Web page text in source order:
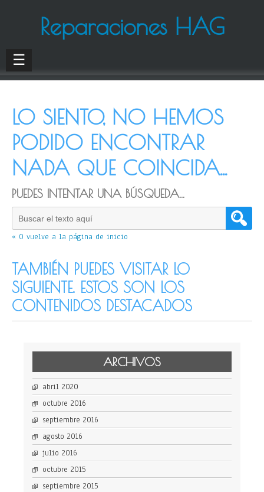
Reparaciones HAG
☰
LO SIENTO, NO HEMOS
PODIDO ENCONTRAR
NADA QUE COINCIDA...
PUEDES INTENTAR UNA BÚSQUEDA...
« O vuelve a la página de inicio
TAMBIÉN PUEDES VISITAR LO
SIGUIENTE. ESTOS SON LOS
CONTENIDOS DESTACADOS
ARCHIVOS
abril 2020
octubre 2016
septiembre 2016
agosto 2016
julio 2016
octubre 2015
septiembre 2015